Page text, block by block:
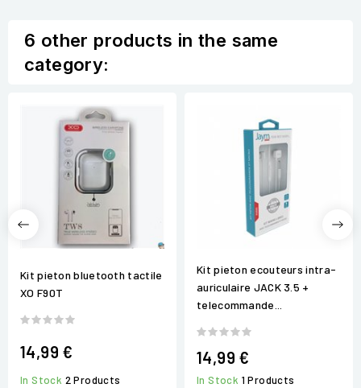
6 other products in the same
category:
Kit pieton bluetooth tactile
XO F90T
14,99 €
In Stock 2 Products
Kit pieton ecouteurs intra-
auriculaire JACK 3.5 +
telecommande...
14,99 €
In Stock 1 Products